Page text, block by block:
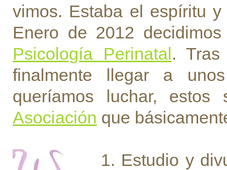
vimos. Estaba el espíritu
Enero de 2012
Psicología Perinatal. Tras
finalmente llegar a
queríamos luchar,
Asociación que
1. Estudio y